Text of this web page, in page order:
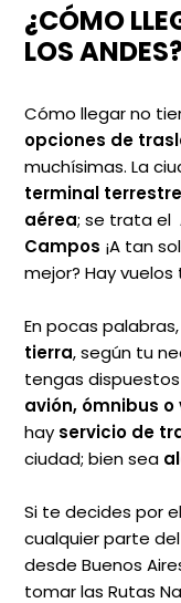
¿CÓMO
LOS
Cómo llegar no
opciones de
muchísimas. La
terminal
aérea; se trata el
Campos ¡A tan
mejor? Hay
En pocas
tierra, según tu
tengas
avión, ómnibus
hay servicio de
ciudad; bien sea
Si te decides por el
cualquier parte
desde Buenos
tomar las Rutas